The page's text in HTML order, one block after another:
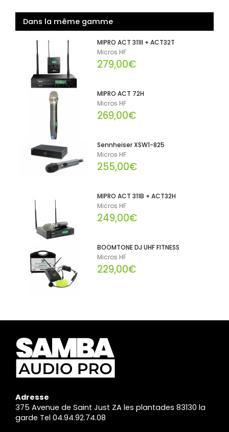
Dans la même gamme
MIPRO ACT 311II + ACT32T
Micros HF
279,00€
MIPRO ACT 72H
Micros HF
269,00€
Sennheiser XSW1-825
Micros HF
255,00€
MIPRO ACT 311B + ACT32H
Micros HF
249,00€
BOOMTONE DJ UHF FITNESS
Micros HF
229,00€
Adresse
375 Avenue de Saint Just ZA les plantades 83130 la
garde Tel 04.94.92.74.08